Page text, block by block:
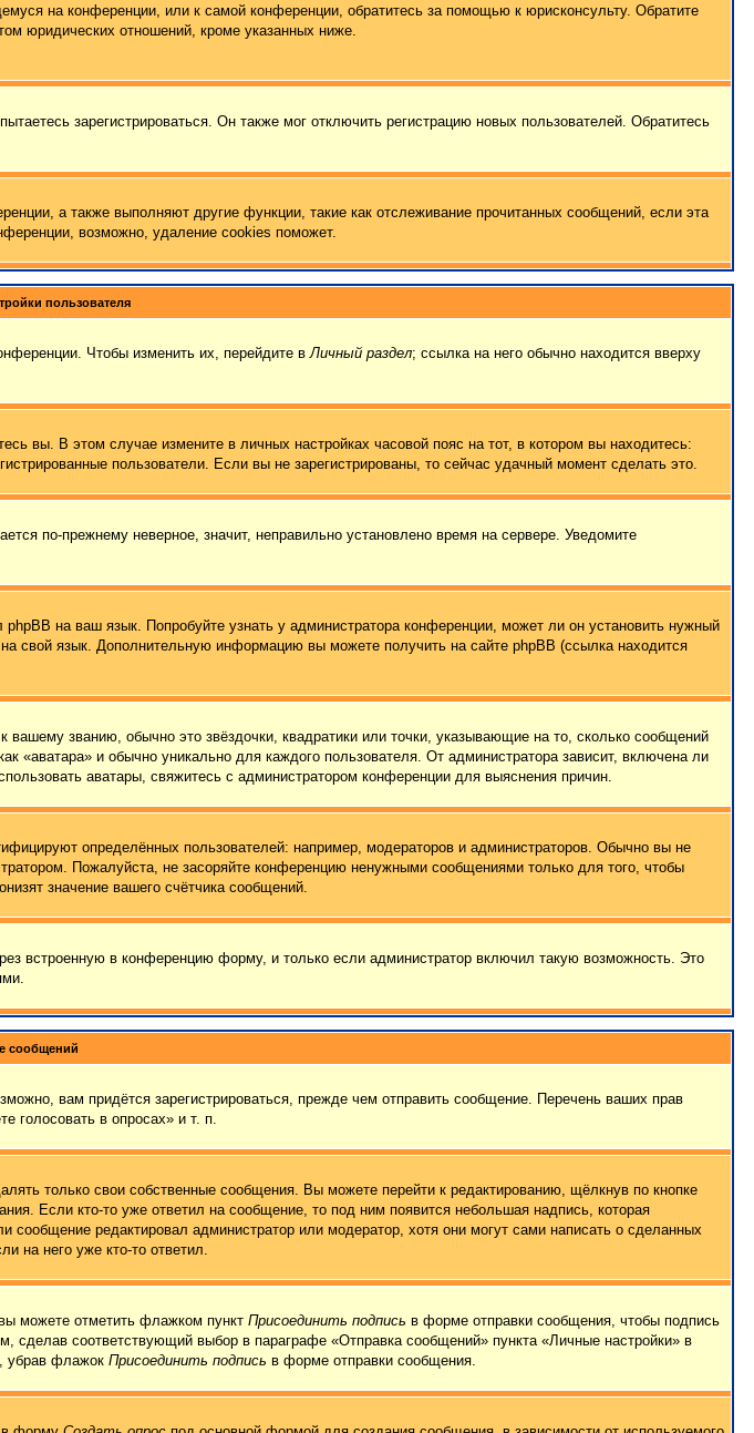
на конференции, или к самой конференции, обратитесь за помощью к юрисконсульту. Обратите
юридических отношений, кроме указанных ниже.
зарегистрироваться. Он также мог отключить регистрацию новых пользователей. Обратитесь
а также выполняют другие функции, такие как отслеживание прочитанных сообщений, если эта
возможно, удаление cookies поможет.
пользователя
Чтобы изменить их, перейдите вЛичный раздел; ссылка на него обычно находится вверху
вы. В этом случае измените в личных настройках часовой пояс на тот, в котором вы находитесь:
пользователи. Если вы не зарегистрированы, то сейчас удачный момент сделать это.
по-прежнему неверное, значит, неправильно установлено время на сервере. Уведомите
на ваш язык. Попробуйте узнать у администратора конференции, может ли он установить нужный
свой язык. Дополнительную информацию вы можете получить на сайте phpBB (ссылка находится
званию, обычно это звёздочки, квадратики или точки, указывающие на то, сколько сообщений
«аватара» и обычно уникально для каждого пользователя. От администратора зависит, включена ли
аватары, свяжитесь с администратором конференции для выяснения причин.
определённых пользователей: например, модераторов и администраторов. Обычно вы не
Пожалуйста, не засоряйте конференцию ненужными сообщениями только для того, чтобы
значение вашего счётчика сообщений.
встроенную в конференцию форму, и только если администратор включил такую возможность. Это
сообщений
вам придётся зарегистрироваться, прежде чем отправить сообщение. Перечень ваших прав
голосовать в опросах» и т. п.
только свои собственные сообщения. Вы можете перейти к редактированию, щёлкнув по кнопке
Если кто-то уже ответил на сообщение, то под ним появится небольшая надпись, которая
сообщение редактировал администратор или модератор, хотя они могут сами написать о сделанных
на него уже кто-то ответил.
можете отметить флажком пункт Присоединить подпись в форме отправки сообщения, чтобы подпись
соответствующий выбор в параграфе «Отправка сообщений» пункта «Личные настройки» в
убрав флажок Присоединить подпись в форме отправки сообщения.